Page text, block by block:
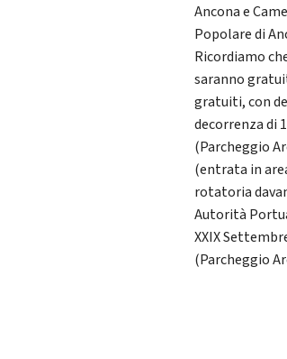
Ancona e
Popolare di
Ricordiamo
saranno
gratuiti, con
decorrenza di
(Parcheggio
(entrata in
rotatoria
Autorità
XXIX
(Parcheggio